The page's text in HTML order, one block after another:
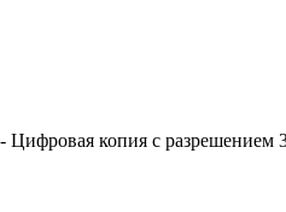
Цифровая копия с разрешением